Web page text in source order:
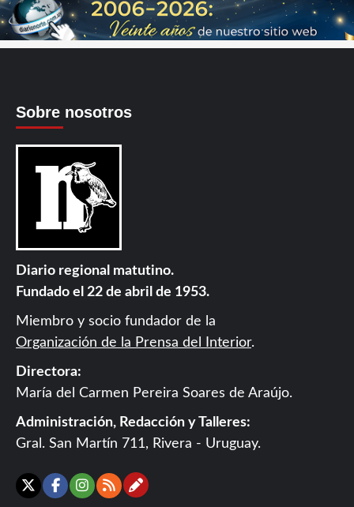
Sobre nosotros
Diario regional matutino.
Fundado el 22 de abril de 1953.
Miembro y socio fundador de la
Organización de la Prensa del Interior.
Directora:
María del Carmen Pereira Soares de Araújo.
Administración, Redacción y Talleres:
Gral. San Martín 711, Rivera - Uruguay.
X Facebook
Instagram
RSSContáctanos